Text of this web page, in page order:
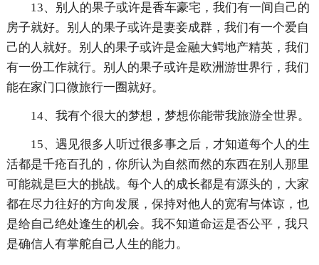
13、别人的果子或许是香车豪宅，我们有一间自己的
房子就好。别人的果子或许是妻妾成群，我们有一个爱自
己的人就好。别人的果子或许是金融大鳄地产精英，我们
有一份工作就行。别人的果子或许是欧洲游世界行，我们
能在家门口微旅行一圈就好。
14、我有个很大的梦想，梦想你能带我旅游全世界。
15、遇见很多人听过很多事之后，才知道每个人的生
活都是千疮百孔的，你所认为自然而然的东西在别人那里
可能就是巨大的挑战。每个人的成长都是有源头的，大家
都在尽力往好的方向发展，保持对他人的宽宥与体谅，也
是给自己绝处逢生的机会。我不知道命运是否公平，我只
是确信人有掌舵自己人生的能力。